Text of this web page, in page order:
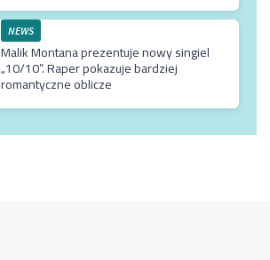
NEWS
Malik Montana prezentuje nowy singiel
„10/10”. Raper pokazuje bardziej
romantyczne oblicze